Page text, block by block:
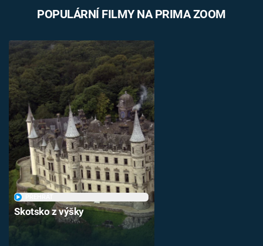
POPULÁRNÍ FILMY NA PRIMA ZOOM
Skotsko z výšky